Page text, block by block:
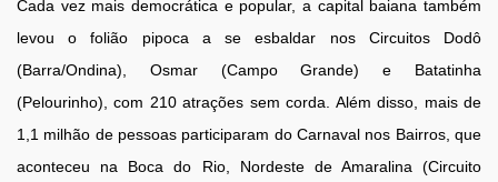
Cada vez mais democrática e popular, a capital baiana também
levou o folião pipoca a se esbaldar nos Circuitos Dodô
(Barra/Ondina), Osmar (Campo Grande) e Batatinha
(Pelourinho), com 210 atrações sem corda. Além disso, mais de
1,1 milhão de pessoas participaram do Carnaval nos Bairros, que
aconteceu na Boca do Rio, Nordeste de Amaralina (Circuito